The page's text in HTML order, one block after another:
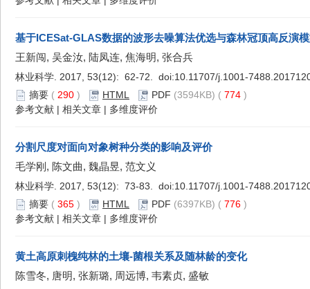
基于ICESat-GLAS数据的波形去噪算法优选与森林冠顶高反演
王新闯, 吴金汝, 陆凤连, 焦海明, 张合兵
林业科学. 2017, 53(12): 62-72. doi:10.11707/j.1001-
摘要 ( 290 ) HTML PDF (3594KB) ( 774 )
参考文献 | 相关文章 | 多维度评价
分割尺度对面向对象树种分类的影响及评价
毛学刚, 陈文曲, 魏晶昱, 范文义
林业科学. 2017, 53(12): 73-83. doi:10.11707/j.1001-
摘要 ( 365 ) HTML PDF (6397KB) ( 776 )
参考文献 | 相关文章 | 多维度评价
黄土高原刺槐纯林的土壤-菌根关系及随林龄的变化
陈雪冬, 唐明, 张新璐, 周远博, 韦素贞, 盛敏